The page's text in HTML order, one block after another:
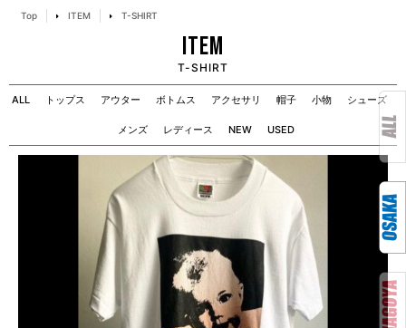
Top ITEM T-SHIRT
ITEM
T-SHIRT
ALL トップス アウター ボトムス アクセサリ 帽子 小物 シューズ
メンズ レディース NEW USED